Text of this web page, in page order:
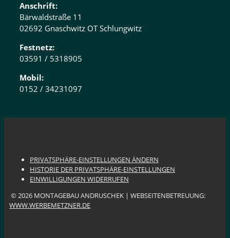
Anschrift:
Bärwaldstraße 11
02692 Gnaschwitz OT Schlungwitz
Festnetz:
03591 / 5318905
Mobil:
0152 / 34231097
PRIVATSPHÄRE-EINSTELLUNGEN ÄNDERN
HISTORIE DER PRIVATSPHÄRE-EINSTELLUNGEN
EINWILLIGUNGEN WIDERRUFEN
© 2026 MONTAGEBAU ANDRUSCHEK | WEBSEITENBETREUUNG:
WWW.WERBEMETZNER.DE